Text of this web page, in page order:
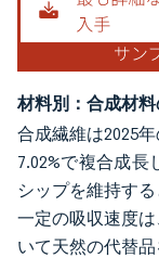
材料別：合成材
合成繊維は2025
7.02%で複合成
シップを維持す
一定の吸収速度
いて天然の代替